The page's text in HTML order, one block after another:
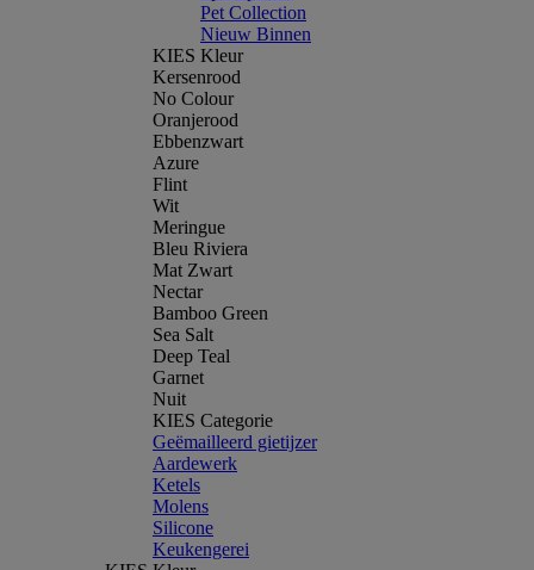
Pet Collection
Nieuw Binnen
KIES Kleur
Kersenrood
No Colour
Oranjerood
Ebbenzwart
Azure
Flint
Wit
Meringue
Bleu Riviera
Mat Zwart
Nectar
Bamboo Green
Sea Salt
Deep Teal
Garnet
Nuit
KIES Categorie
Geëmailleerd gietijzer
Aardewerk
Ketels
Molens
Silicone
Keukengerei